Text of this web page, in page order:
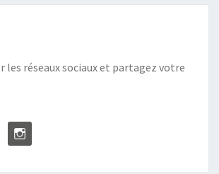
les réseaux sociaux et partagez votre
instagram